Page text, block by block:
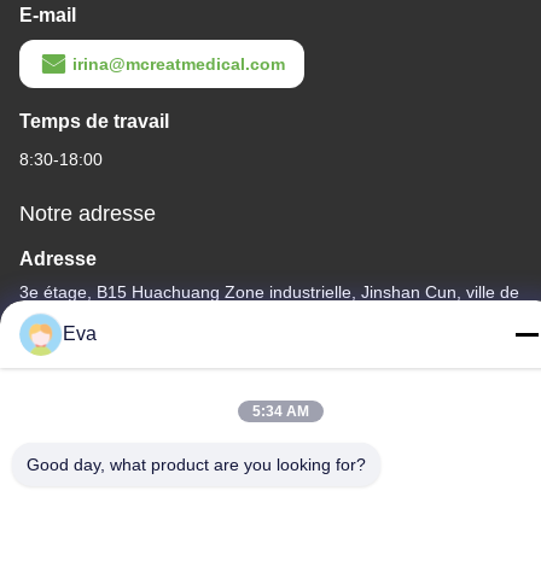
E-mail
irina@mcreatmedical.com
Temps de travail
8:30-18:00
Notre adresse
Adresse
3e étage, B15 Huachuang Zone industrielle, Jinshan Cun, ville de
Shiji, district de Panyu, Guangzhou, Guangdong Chine
Télégramme
Eva
5:34 AM
Good day, what product are you looking for?